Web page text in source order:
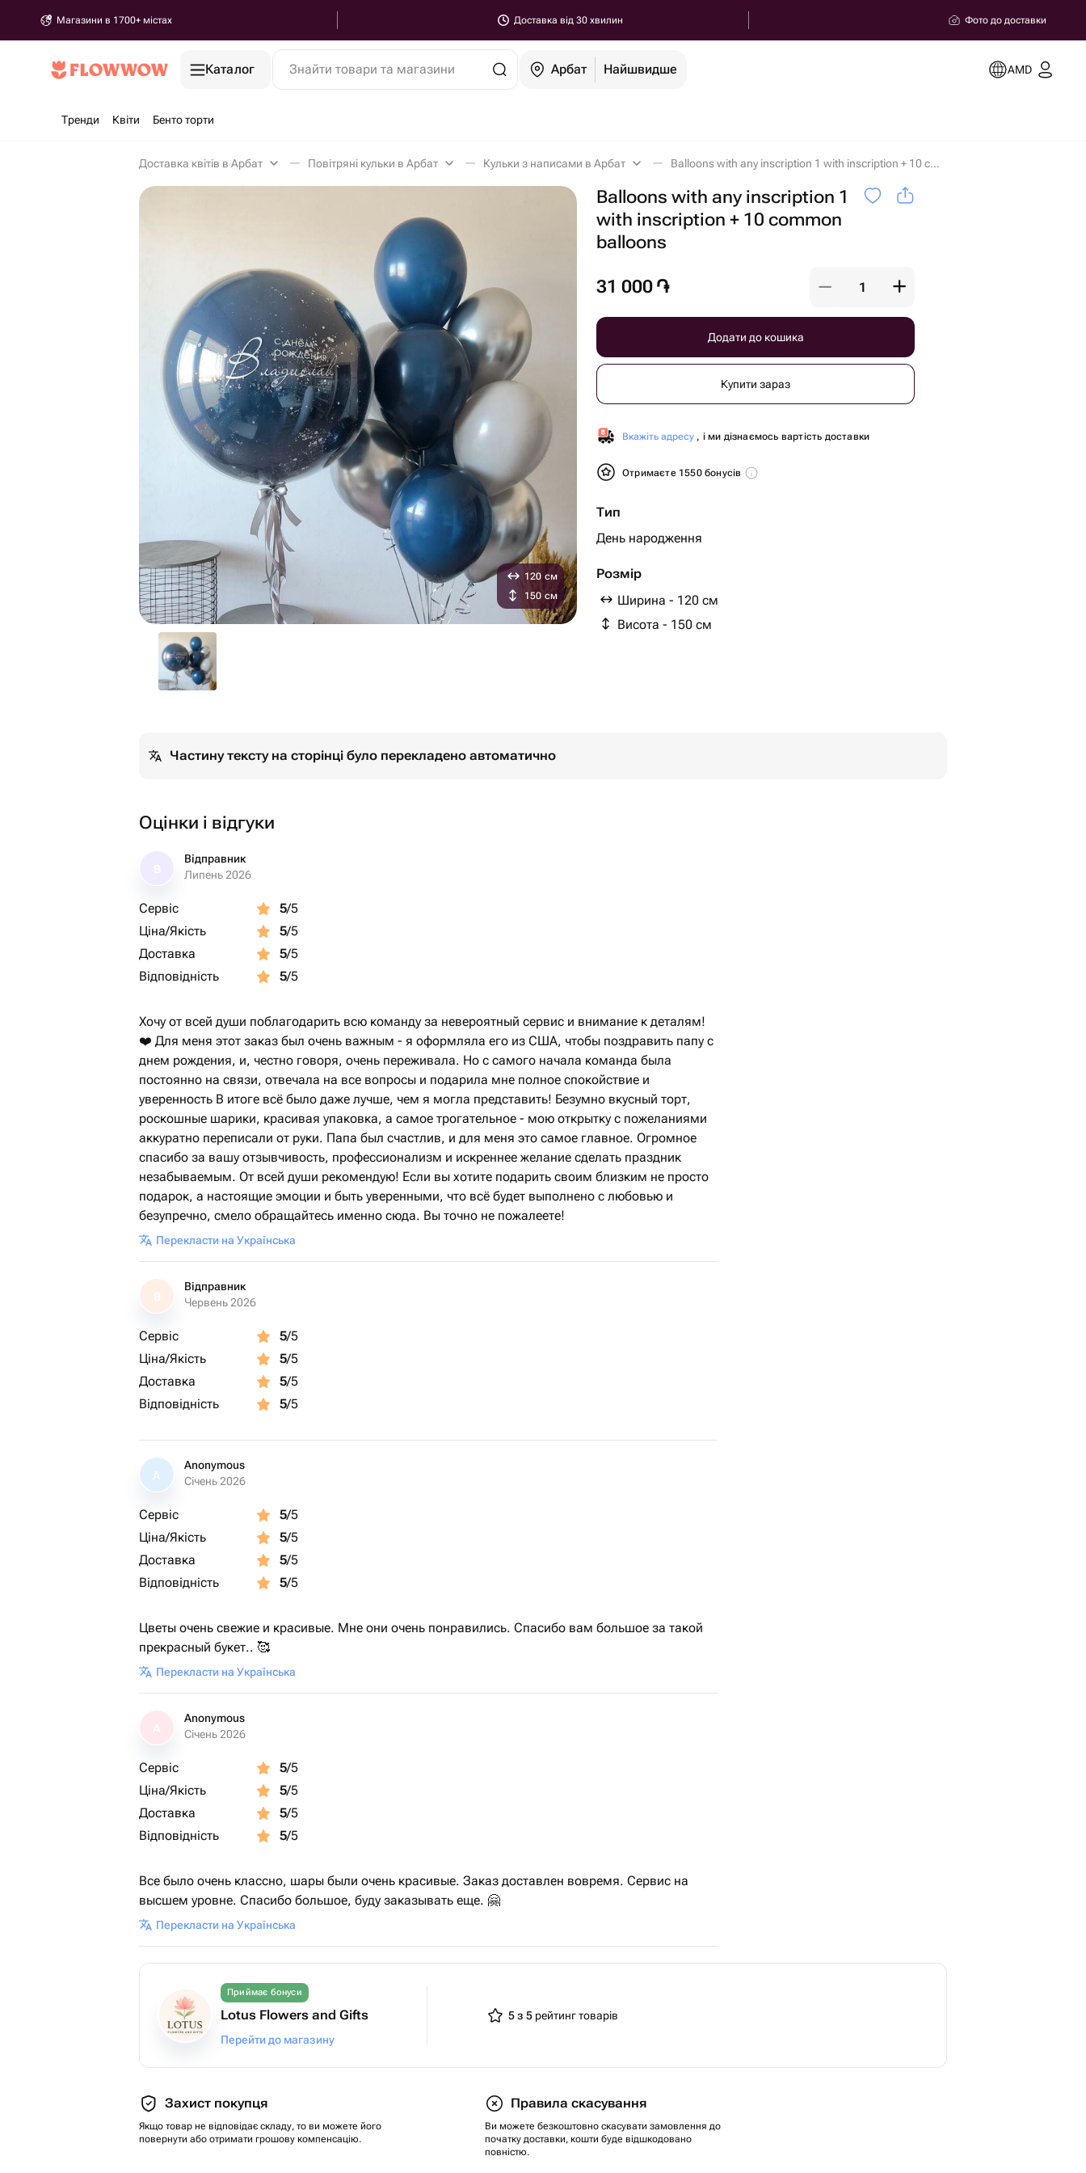
Магазини в 1700+ містах Доставка від 30 хвилин Фото до доставки
Каталог Знайти товари та магазини Арбат Найшвидше AMD
Тренди Квіти Бенто торти
Доставка квітів в Арбат Повітряні кульки в Арбат Кульки з написами в Арбат Balloons with any inscription 1 with inscription + 10 common balloons в Арбат
Balloons with any inscription 1
with inscription + 10 common
balloons
31 000 ֏
Додати до кошика
Купити зараз
Вкажіть адресу , і ми дізнаємось вартість доставки
Отримаєте 1550 бонусів
Тип
День народження
Розмір
Ширина - 120 см
Висота - 150 см
120 см
150 см
Частину тексту на сторінці було перекладено автоматично
Оцінки і відгуки
Відправник
Липень 2026
Сервіс 5/5
Ціна/Якість
5/5
Доставка
5/5
Відповідність
5/5
Хочу от всей души поблагодарить всю команду за невероятный сервис и внимание к деталям!
❤️ Для меня этот заказ был очень важным - я оформляла его из США, чтобы поздравить папу с
днем рождения, и, честно говоря, очень переживала. Но с самого начала команда была
постоянно на связи, отвечала на все вопросы и подарила мне полное спокойствие и
уверенность В итоге всё было даже лучше, чем я могла представить! Безумно вкусный торт,
роскошные шарики, красивая упаковка, а самое трогательное - мою открытку с пожеланиями
аккуратно переписали от руки. Папа был счастлив, и для меня это самое главное. Огромное
спасибо за вашу отзывчивость, профессионализм и искреннее желание сделать праздник
незабываемым. От всей души рекомендую! Если вы хотите подарить своим близким не просто
подарок, а настоящие эмоции и быть уверенными, что всё будет выполнено с любовью и
безупречно, смело обращайтесь именно сюда. Вы точно не пожалеете!
Перекласти на Українська
В
Відправник
Червень 2026
Сервіс 5/5
Ціна/Якість
5/5
Доставка
5/5
Відповідність
5/5
A
Anonymous
Січень 2026
Сервіс 5/5
Ціна/Якість
5/5
Доставка
5/5
Відповідність
5/5
Цветы очень свежие и красивые. Мне они очень понравились. Спасибо вам большое за такой
прекрасный букет.. 🥰
Перекласти на Українська
Anonymous
Січень 2026
Сервіс 5/5
Ціна/Якість
5/5
Доставка
5/5
Відповідність
5/5
Все было очень классно, шары были очень красивые. Заказ доставлен вовремя. Сервис на
высшем уровне. Спасибо большое, буду заказывать еще. 🤗
Перекласти на Українська
Приймає бонуси
Lotus Flowers and Gifts
Перейти до магазину
5 з 5 рейтинг товарів
Захист покупця
Якщо товар не відповідає складу, то ви можете його
повернути або отримати грошову компенсацію.
Правила скасування
Ви можете безкоштовно скасувати замовлення до
початку доставки, кошти буде відшкодовано
повністю.